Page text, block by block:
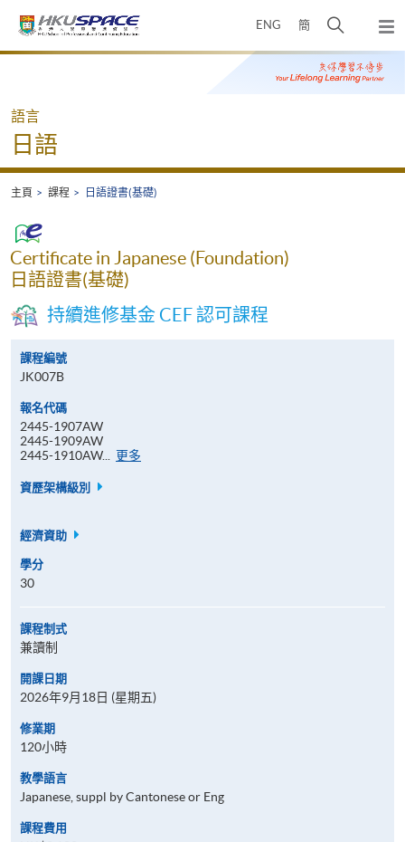
ENG 簡
開
搜
尋
彈
出
主
Main
語言
日語
主頁 課程 日語證書(基礎)
Certificate in Japanese (Foundation)
日語證書(基礎)
持續進修基金 CEF 認可課程
課程編號
JK007B
報名代碼
2445-1907AW
2445-1909AW
2445-1910AW...
更多
資歷架構級別
經濟資助
學分
30
課程制式
兼讀制
開課日期
2026年9月18日 (星期五)
修業期
120小時
教學語言
Japanese, suppl by Cantonese or Eng
課程費用